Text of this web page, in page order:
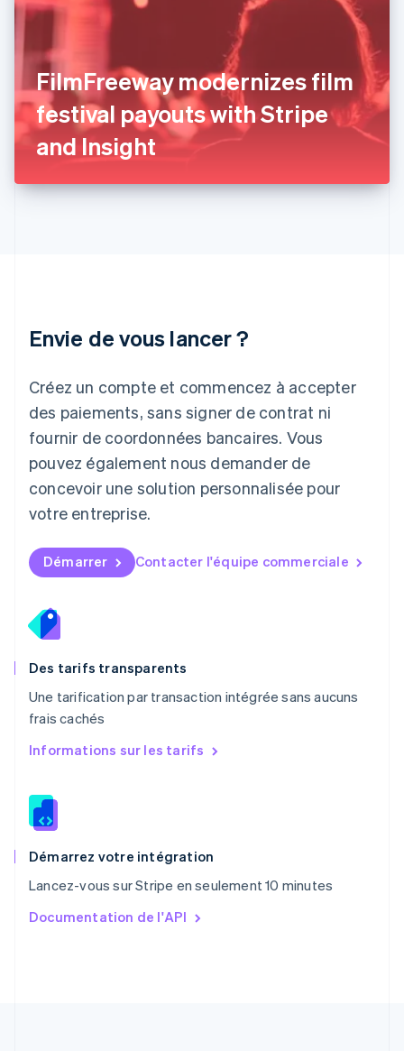
FilmFreeway modernizes film
festival payouts with Stripe
and Insight
Envie de vous lancer ?
Créez un compte et commencez à accepter
des paiements, sans signer de contrat ni
fournir de coordonnées bancaires. Vous
pouvez également nous demander de
concevoir une solution personnalisée pour
votre entreprise.
Démarrer Contacter l'équipe commerciale
Des tarifs transparents
Une tarification par transaction intégrée sans aucuns
frais cachés
Informations sur les tarifs
Démarrez votre intégration
Lancez-vous sur Stripe en seulement 10 minutes
Documentation de l'API
Français English
Gibraltar
Grèce
English
Hongrie
English
Inde
English
English
Deutsch English
Luxembourg
FrançaisDeutsch English
Malaisie
English 简体中文
Malte
English
EspañolEnglish
English
Nouvelle-Zélande
Pays-Bas
Nederlands
English
PortuguêsEnglish
R.A.S. de Hong Kong, Chine
English
Roumanie
Royaume-Uni
English
English简体中文
English